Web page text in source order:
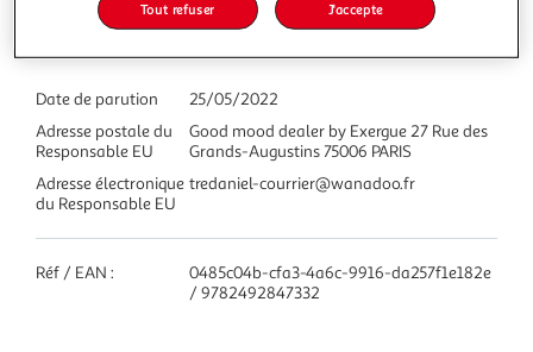
Caractéristiques
Date de parution
25/05/2022
Adresse postale du
Responsable EU
Good mood dealer by Exergue 27 Rue des
Grands-Augustins 75006 PARIS
Adresse électronique
du Responsable EU
tredaniel-courrier@wanadoo.fr
Réf / EAN :
0485c04b-cfa3-4a6c-9916-da257f1e182e
/ 9782492847332
Tout refuser J'accepte